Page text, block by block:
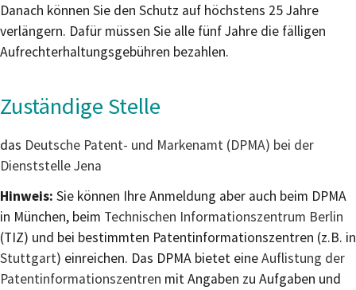
Danach können Sie den Schutz auf höchstens 25 Jahre
verlängern. Dafür müssen Sie alle fünf Jahre die fälligen
Aufrechterhaltungsgebühren bezahlen.
Zuständige Stelle
das Deutsche Patent- und Markenamt (DPMA) bei der
Dienststelle Jena
Hinweis: Sie können Ihre Anmeldung aber auch beim DPMA
in München, beim Technischen Informationszentrum Berlin
(TIZ) und bei bestimmten Patentinformationszentren (z.B. in
Stuttgart) einreichen. Das DPMA bietet eineAuflistung der
Patentinformationszentren mit Angaben zu Aufgaben und